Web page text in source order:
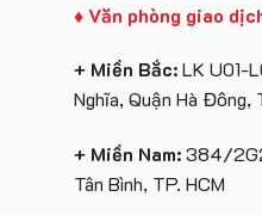
♦ Văn phòng giao
+ Miền Bắc:LK U01-
Nghĩa, Quận Hà Đông,
+ Miền Nam:384/2G2
Tân Bình, TP. HCM